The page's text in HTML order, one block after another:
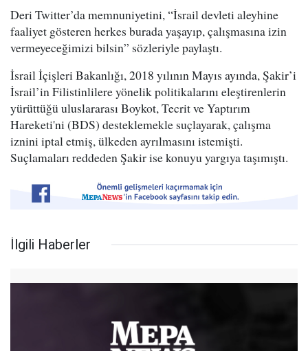
Deri Twitter’da memnuniyetini, “İsrail devleti aleyhine
faaliyet gösteren herkes burada yaşayıp, çalışmasına izin
vermeyeceğimizi bilsin” sözleriyle paylaştı.
İsrail İçişleri Bakanlığı, 2018 yılının Mayıs ayında, Şakir’i
İsrail’in Filistinlilere yönelik politikalarını eleştirenlerin
yürüttüğü uluslararası Boykot, Tecrit ve Yaptırım
Hareketi'ni (BDS) desteklemekle suçlayarak, çalışma
iznini iptal etmiş, ülkeden ayrılmasını istemişti.
Suçlamaları reddeden Şakir ise konuyu yargıya taşımıştı.
İlgili Haberler